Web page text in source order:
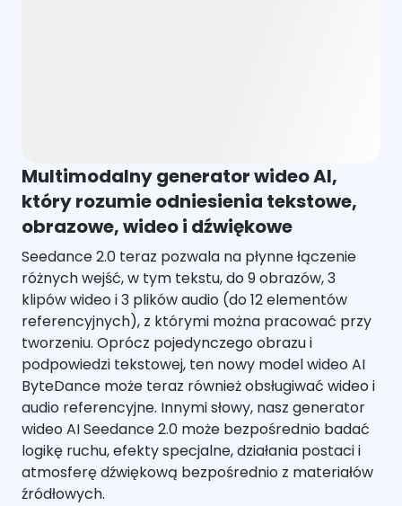
Multimodalny generator wideo AI,
który rozumie odniesienia tekstowe,
obrazowe, wideo i dźwiękowe
Seedance 2.0 teraz pozwala na płynne łączenie
różnych wejść, w tym tekstu, do 9 obrazów, 3
klipów wideo i 3 plików audio (do 12 elementów
referencyjnych), z którymi można pracować przy
tworzeniu. Oprócz pojedynczego obrazu i
podpowiedzi tekstowej, ten nowy model wideo AI
ByteDance może teraz również obsługiwać wideo i
audio referencyjne. Innymi słowy, nasz generator
wideo AI Seedance 2.0 może bezpośrednio badać
logikę ruchu, efekty specjalne, działania postaci i
atmosferę dźwiękową bezpośrednio z materiałów
źródłowych.